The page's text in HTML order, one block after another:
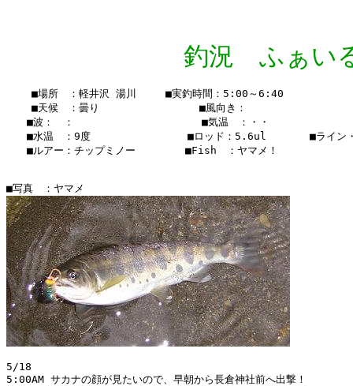
釣況 ふぁい
    ■場所　：軽井沢 湯川　   ■実釣時間：5:00～6:40
    ■天候　：曇り       　    　　■風向き：
■波：　：               　  　■気温　：・・
■水温　：9度　　　　　  　  　■ロッド：5.6ul　　  　■ライン
■ルアー：チップミノー　　　   ■Fish　：ヤマメ！
5/18
5:00AM サカナの顔が見たいので、早朝から長倉神社前へ出撃！